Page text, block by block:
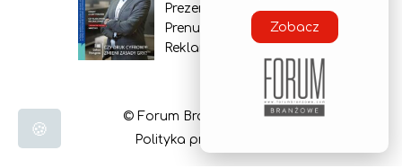
Prezentacja gazety
Prenumerata
Reklama
© Forum Branżowe 2026
Polityka prywatności
Zobacz
🍪